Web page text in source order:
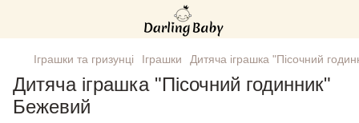
Іграшки та гризунці Іграшки Дитяча іграшка "Пісочний
Дитяча іграшка "Пісочний годинник"
Бежевий